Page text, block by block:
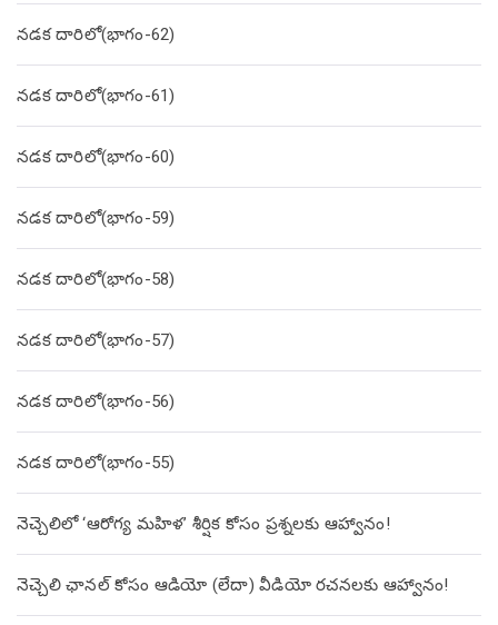
నడక దారిలో(భాగం-62)
నడక దారిలో(భాగం-61)
నడక దారిలో(భాగం-60)
నడక దారిలో(భాగం-59)
నడక దారిలో(భాగం-58)
నడక దారిలో(భాగం-57)
నడక దారిలో(భాగం-56)
నడక దారిలో(భాగం-55)
నెచ్చెలిలో ‘ఆరోగ్య మహిళ’ శీర్షిక కోసం ప్రశ్నలకు ఆహ్వానం!
నెచ్చెలి ఛానల్ కోసం ఆడియో (లేదా) వీడియో రచనలకు ఆహ్వానం!